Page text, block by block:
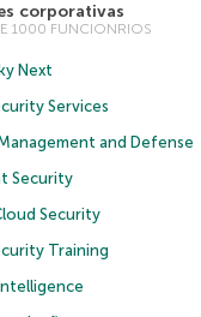
corporativas
1000 FUNCIONRIOS
Next
Services
and Defense
Security
Security
Training